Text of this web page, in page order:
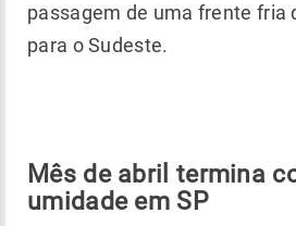
passagem de uma frente fria
para o Sudeste.
Mês de abril termina
umidade em SP